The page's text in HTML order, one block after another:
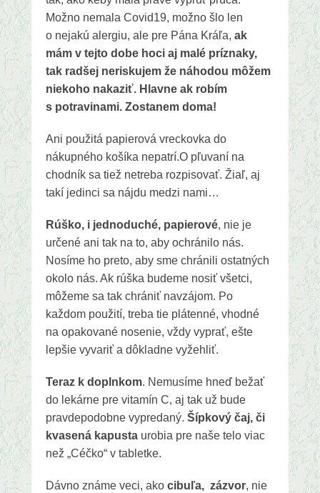
Možno nemala Covid19, možno šlo len
o nejakú alergiu, ale pre Pána Kráľa, ak
mám v tejto dobe hoci aj malé príznaky,
tak radšej neriskujem že náhodou môžem
niekoho nakaziť. Hlavne ak robím
s potravinami. Zostanem doma!
Ani použitá papierová vreckovka do
nákupného košíka nepatrí.O pľuvaní na
chodník sa tiež netreba rozpisovať. Žiaľ, aj
takí jedinci sa nájdu medzi nami…
Rúško, i jednoduché, papierové, nie je
určené ani tak na to, aby ochránilo nás.
Nosíme ho preto, aby sme chránili ostatných
okolo nás. Ak rúška budeme nosiť všetci,
môžeme sa tak chrániť navzájom. Po
každom použití, treba tie plátenné, vhodné
na opakované nosenie, vždy vyprať, ešte
lepšie vyvariť a dôkladne vyžehliť.
Teraz k doplnkom. Nemusíme hneď bežať
do lekárne pre vitamín C, aj tak už bude
pravdepodobne vypredaný. Šípkový čaj, či
kvasená kapusta urobia pre naše telo viac
než „Céčko“ v tabletke.
Dávno známe veci, ako cibuľa, zázvor, nie